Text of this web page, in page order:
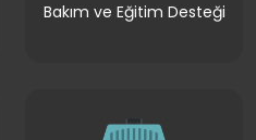
Bakım ve Eğitim Desteği